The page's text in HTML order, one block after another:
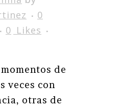
0
0 Likes
de
veces con
otras de